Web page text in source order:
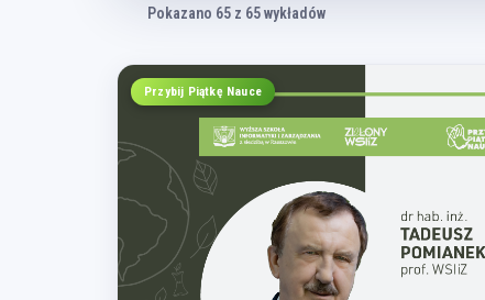
Pokazano 65 z 65 wykładów
Przybij Piątkę Nauce